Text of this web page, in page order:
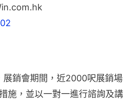
展銷會期間，近2000呎展銷場
施，並以一對一進行諮詢及講